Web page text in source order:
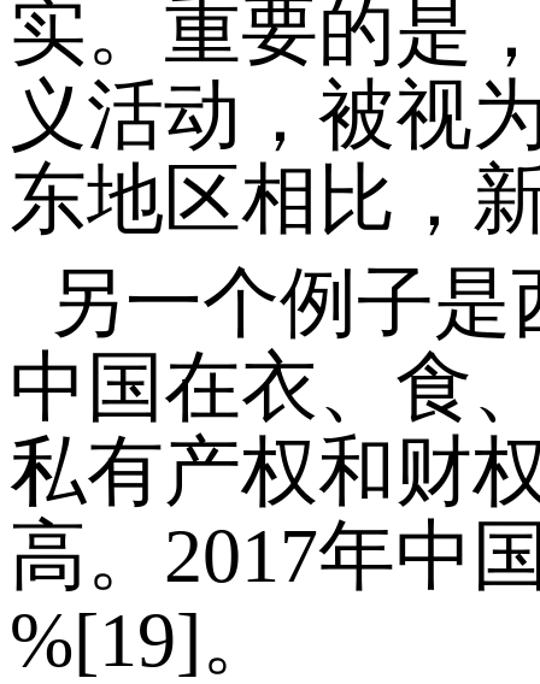
实。重要的是
义活动，被视
东地区相比，
另一个例子
中国在衣、食
私有产权和财
高。2017年中
%[19]。